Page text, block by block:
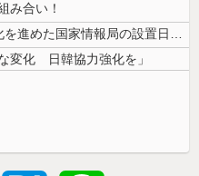
み合い！
（ ´_ゝ`）中国「高市政権が法制化を進めた国家情報局の設置日が7月3...
変化 日韓協力強化を」